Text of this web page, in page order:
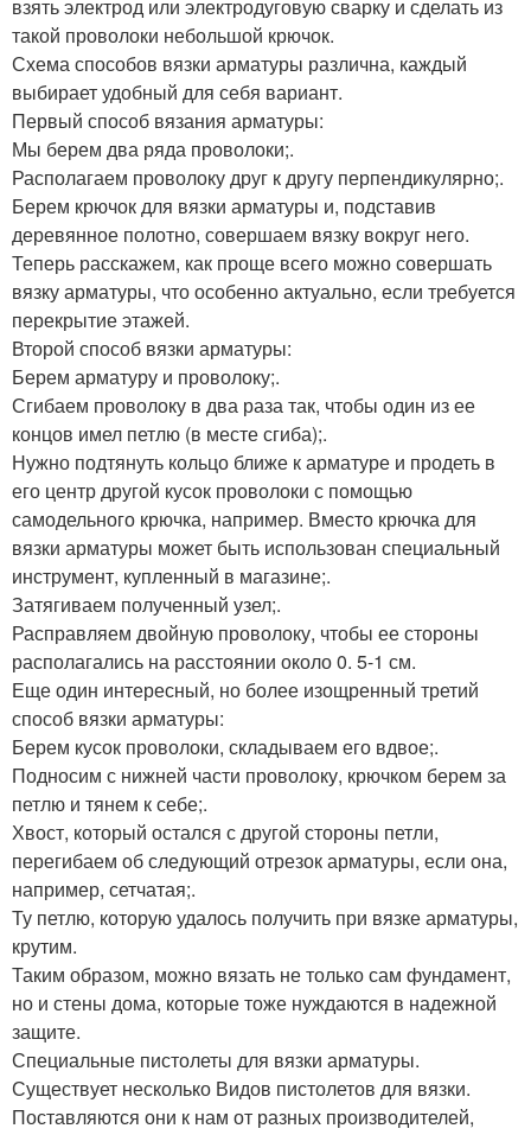
взять электрод или электродуговую сварку и сделать из
такой проволоки небольшой крючок.
Схема способов вязки арматуры различна, каждый
выбирает удобный для себя вариант.
Первый способ вязания арматуры:
Мы берем два ряда проволоки;.
Располагаем проволоку друг к другу перпендикулярно;.
Берем крючок для вязки арматуры и, подставив
деревянное полотно, совершаем вязку вокруг него.
Теперь расскажем, как проще всего можно совершать
вязку арматуры, что особенно актуально, если требуется
перекрытие этажей.
Второй способ вязки арматуры:
Берем арматуру и проволоку;.
Сгибаем проволоку в два раза так, чтобы один из ее
концов имел петлю (в месте сгиба);.
Нужно подтянуть кольцо ближе к арматуре и продеть в
его центр другой кусок проволоки с помощью
самодельного крючка, например. Вместо крючка для
вязки арматуры может быть использован специальный
инструмент, купленный в магазине;.
Затягиваем полученный узел;.
Расправляем двойную проволоку, чтобы ее стороны
располагались на расстоянии около 0. 5-1 см.
Еще один интересный, но более изощренный третий
способ вязки арматуры:
Берем кусок проволоки, складываем его вдвое;.
Подносим с нижней части проволоку, крючком берем за
петлю и тянем к себе;.
Хвост, который остался с другой стороны петли,
перегибаем об следующий отрезок арматуры, если она,
например, сетчатая;.
Ту петлю, которую удалось получить при вязке арматуры,
крутим.
Таким образом, можно вязать не только сам фундамент,
но и стены дома, которые тоже нуждаются в надежной
защите.
Специальные пистолеты для вязки арматуры.
Существует несколько Видов пистолетов для вязки.
Поставляются они к нам от разных производителей,